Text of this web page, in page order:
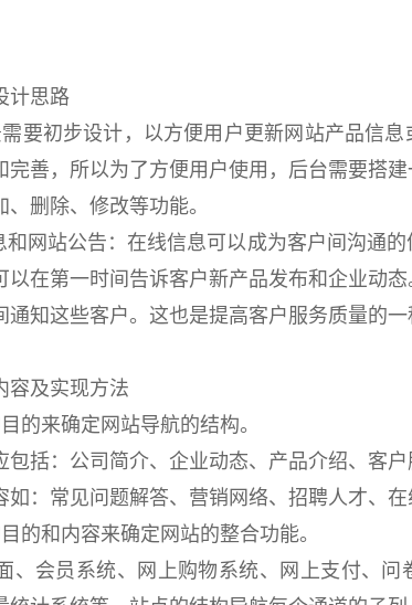
计思路
需要初步设计，以方便用户更新网站产品信
完善，所以为了方便用户使用，后台需要搭
删除、修改等功能。
和网站公告：在线信息可以成为客户间沟通
以在第一时间告诉客户新产品发布和企业动态
知这些客户。这也是提高客户服务质量的一
容及实现方法
的来确定网站导航的结构。
包括：公司简介、企业动态、产品介绍、客
如：常见问题解答、营销网络、招聘人才、
的和内容来确定网站的整合功能。
、会员系统、网上购物系统、网上支付、问